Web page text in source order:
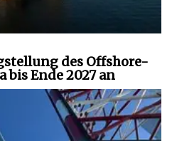
des Offshore-
Ende 2027 an